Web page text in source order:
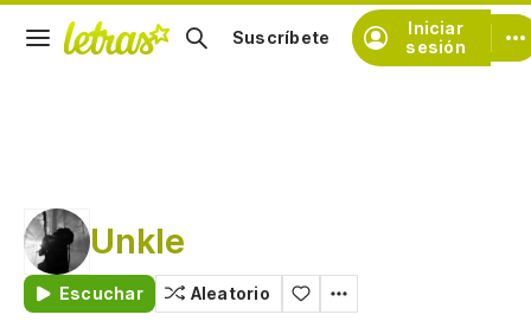
Iniciar
sesión
Suscríbete
Unkle
Escuchar Aleatorio